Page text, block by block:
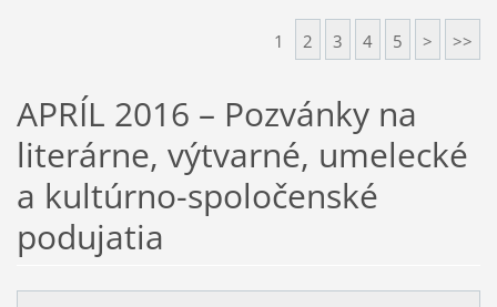
1 2 3 4 5 > >>
APRÍL 2016 – Pozvánky na
literárne, výtvarné, umelecké
a kultúrno-spoločenské
podujatia